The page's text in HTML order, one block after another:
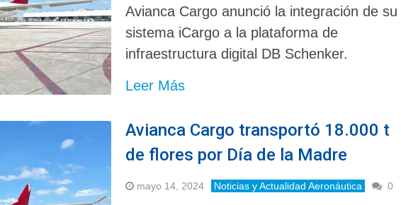
Avianca Cargo anunció la integración de su
sistema iCargo a la plataforma de
infraestructura digital DB Schenker.
Leer Más
Avianca Cargo transportó 18.000 t
de flores por Día de la Madre
mayo 14, 2024 Noticias y Actualidad Aeronáutica 0